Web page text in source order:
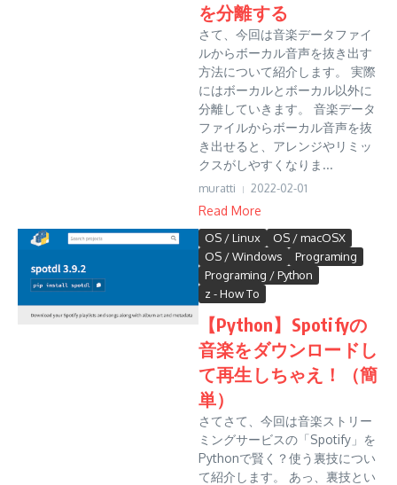
を分離する
さて、今回は音楽データファイ
ルからボーカル音声を抜き出す
方法について紹介します。 実際
にはボーカルとボーカル以外に
分離していきます。 音楽データ
ファイルからボーカル音声を抜
き出せると、アレンジやリミッ
クスがしやすくなりま...
muratti 2022-02-01
Read More
OS / Linux
OS / macOSX
OS / Windows
Programing
Programing / Python
z - How To
【Python】Spotifyの
音楽をダウンロードし
て再生しちゃえ！（簡
単）
さてさて、今回は音楽ストリー
ミングサービスの「Spotify」を
Pythonで賢く？使う裏技につい
て紹介します。 あっ、裏技とい